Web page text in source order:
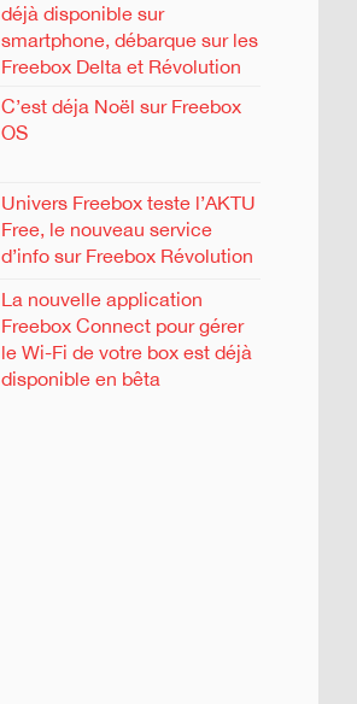
déjà disponible sur
smartphone, débarque sur les
Freebox Delta et Révolution
C’est déja Noël sur Freebox
OS
Univers Freebox teste l’AKTU
Free, le nouveau service
d’info sur Freebox Révolution
La nouvelle application
Freebox Connect pour gérer
le Wi-Fi de votre box est déjà
disponible en bêta